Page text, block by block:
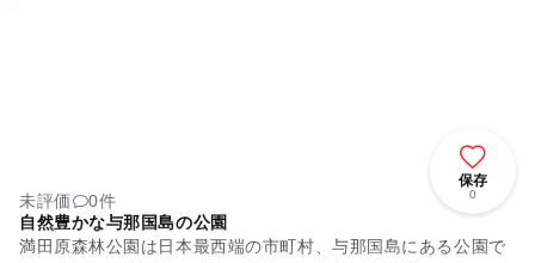
保存
0
未評価
0件
自然豊かな与那国島の公園
満田原森林公園は日本最西端の市町村、与那国島にある公園で